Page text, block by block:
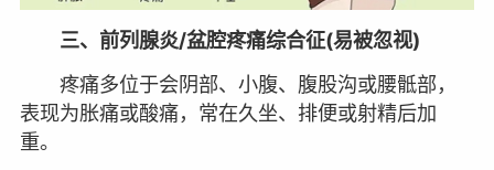
三、前列腺炎/盆腔疼痛综合征(易被忽视)
疼痛多位于会阴部、小腹、腹股沟或腰骶部，
表现为胀痛或酸痛，常在久坐、排便或射精后加
重。